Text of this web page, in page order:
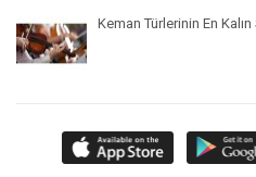
Keman Türlerinin En